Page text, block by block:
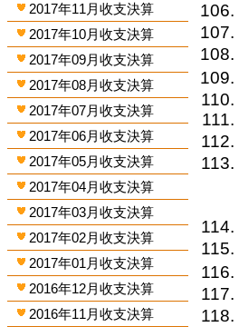
2017年11月收支決算
2017年10月收支決算
2017年09月收支決算
2017年08月收支決算
2017年07月收支決算
2017年06月收支決算
2017年05月收支決算
2017年04月收支決算
2017年03月收支決算
2017年02月收支決算
2017年01月收支決算
2016年12月收支決算
2016年11月收支決算